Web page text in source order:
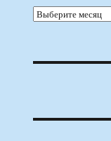
Архивы